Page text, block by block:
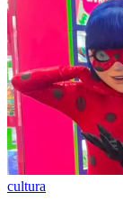
Vasco
cultura